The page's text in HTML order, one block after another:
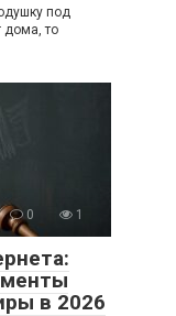
под
дома, то
0 1
в 2026